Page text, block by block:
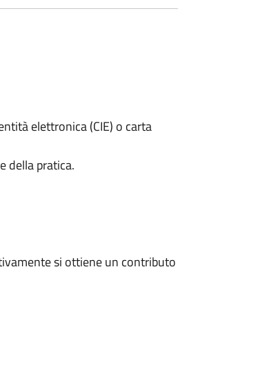
elettronica (CIE) o carta
della pratica.
si ottiene un contributo